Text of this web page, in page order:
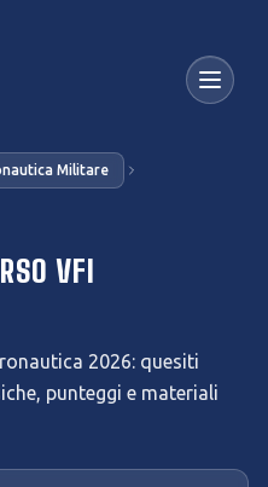
Militare
VFI
2026: quesiti
punteggi e materiali